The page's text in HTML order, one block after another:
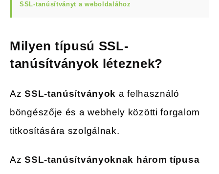
SSL-tanúsítványt a weboldalához
Milyen típusú SSL-
tanúsítványok léteznek?
AzSSL-tanúsítványok a felhasználó
böngészője és a webhely közötti forgalom
titkosítására szolgálnak.
AzSSL-tanúsítványoknak három típusa